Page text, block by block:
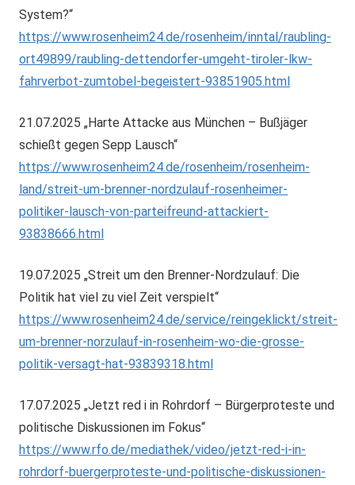
System?“
https://www.rosenheim24.de/rosenheim/inntal/raubling-
ort49899/raubling-dettendorfer-umgeht-tiroler-lkw-
fahrverbot-zumtobel-begeistert-93851905.html
21.07.2025 „Harte Attacke aus München – Bußjäger
schießt gegen Sepp Lausch“
https://www.rosenheim24.de/rosenheim/rosenheim-
land/streit-um-brenner-nordzulauf-rosenheimer-
politiker-lausch-von-parteifreund-attackiert-
93838666.html
19.07.2025 „Streit um den Brenner-Nordzulauf: Die
Politik hat viel zu viel Zeit verspielt“
https://www.rosenheim24.de/service/reingeklickt/streit-
um-brenner-norzulauf-in-rosenheim-wo-die-grosse-
politik-versagt-hat-93839318.html
17.07.2025 „Jetzt red i in Rohrdorf – Bürgerproteste und
politische Diskussionen im Fokus“
https://www.rfo.de/mediathek/video/jetzt-red-i-in-
rohrdorf-buergerproteste-und-politische-diskussionen-